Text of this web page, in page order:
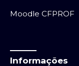
Moodle CFPROF
Informações